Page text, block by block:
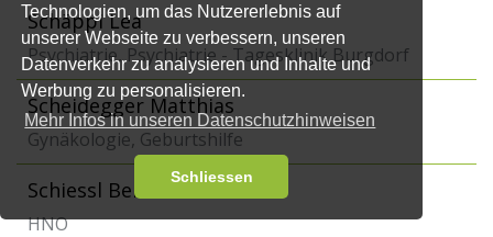
Technologien, um das Nutzererlebnis auf
unserer Webseite zu verbessern, unseren
Datenverkehr zu analysieren und Inhalte und
Werbung zu personalisieren.
Mehr Infos in unseren Datenschutzhinweisen
Schliessen
Schäppi Lea
Psychiatrie, Psychiatrie - Tagesklinik Burgdorf
Scheidegger Matthias
Gynäkologie, Geburtshilfe
Schiessl Bernard
HNO